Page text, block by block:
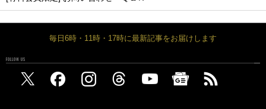
毎日6時・11時・17時に最新記事をお届けします
FOLLOW US